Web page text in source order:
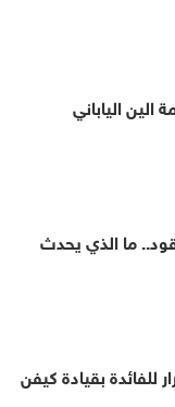
الين الياباني
مستوياته في 4 عقود.. ما الذي يحدث
للفائدة بقيادة كيفن